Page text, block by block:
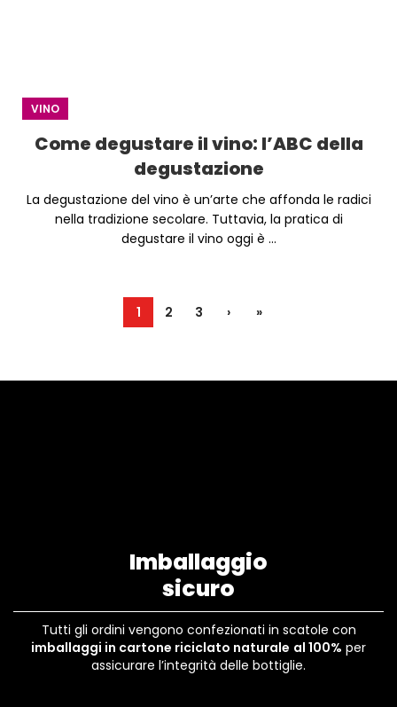
VINO
Come degustare il vino: l’ABC della
degustazione
La degustazione del vino è un’arte che affonda le radici
nella tradizione secolare. Tuttavia, la pratica di
degustare il vino oggi è ...
1 2 3 › »
Imballaggio
sicuro
Tutti gli ordini vengono confezionati in scatole con
imballaggi in cartone riciclato naturale al 100% per
assicurare l’integrità delle bottiglie.